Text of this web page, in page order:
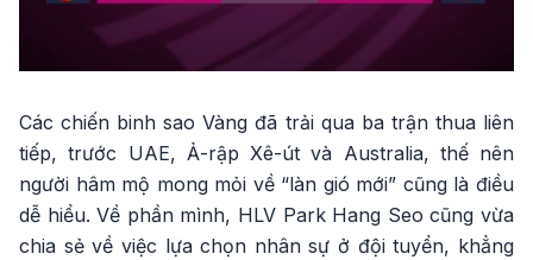
Các chiến binh sao Vàng đã trải qua ba trận thua liên
tiếp, trước UAE, Ả-rập Xê-út và Australia, thế nên
người hâm mộ mong mỏi về “làn gió mới” cũng là điều
dễ hiểu. Về phần mình, HLV Park Hang Seo cũng vừa
chia sẻ về việc lựa chọn nhân sự ở đội tuyển, khẳng